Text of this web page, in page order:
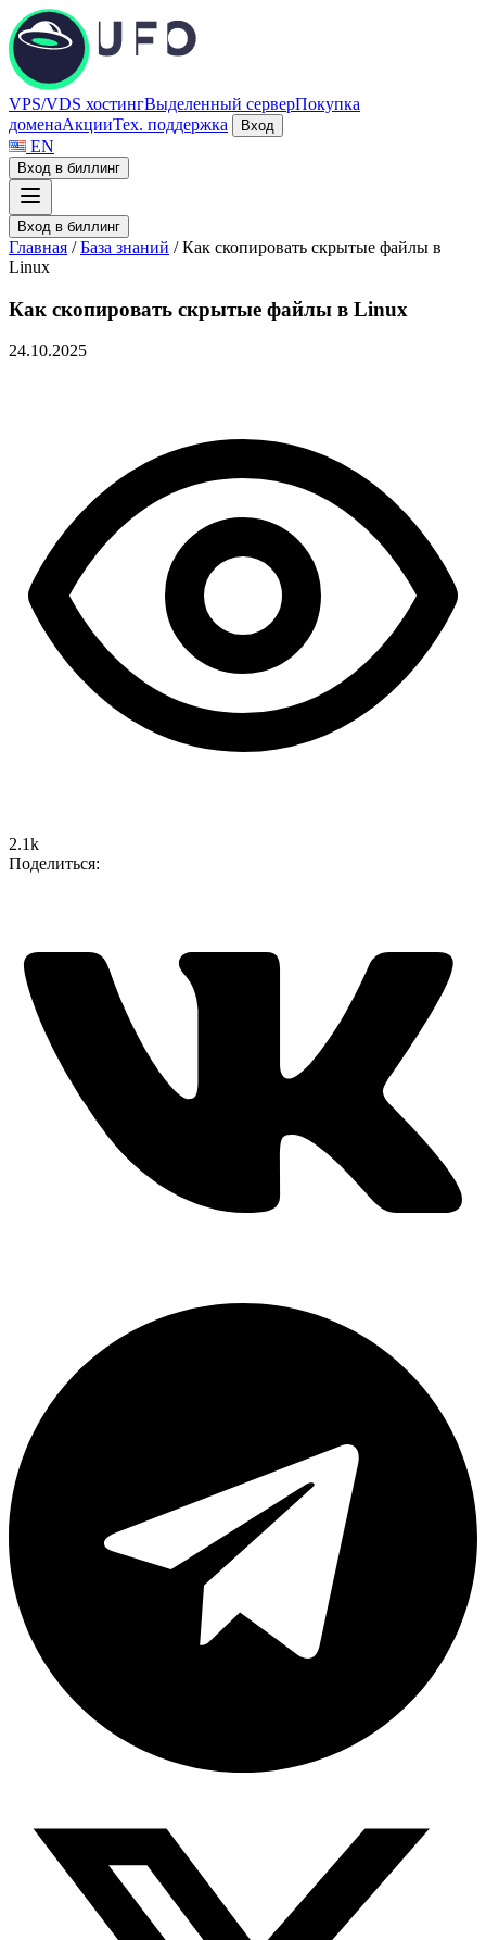
VPS/VDS хостингВыделенный серверПокупка
доменаАкцииТех. поддержка Вход
EN
Вход в биллинг
Вход в биллинг
Главная / База знаний / Как скопировать скрытые файлы в
Linux
Как скопировать скрытые файлы в Linux
24.10.2025
2.1k
Поделиться: